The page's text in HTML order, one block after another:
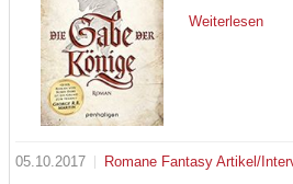
Weiterlesen
05.10.2017 Romane Fantasy Artikel/